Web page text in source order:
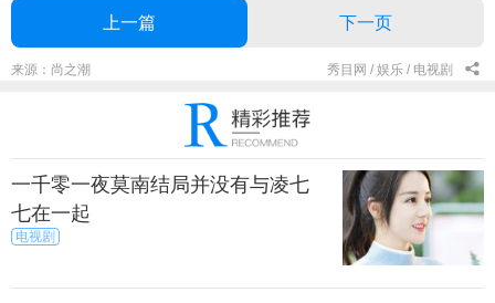
上一篇 下一页
来源：尚之潮 秀目网 / 娱乐 / 电视剧
一千零一夜莫南结局并没有与凌七
七在一起
电视剧